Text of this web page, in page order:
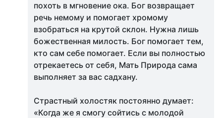
похоть в мгновение ока. Бог возвращает
речь немому и помогает хромому
взобраться на крутой склон. Нужна лишь
божественная милость. Бог помогает тем,
кто сам себе помогает. Если вы полностью
отрекаетесь от себя, Мать Природа сама
выполняет за вас садхану.
Страстный холостяк постоянно думает:
«Когда же я смогу сойтись с молодой